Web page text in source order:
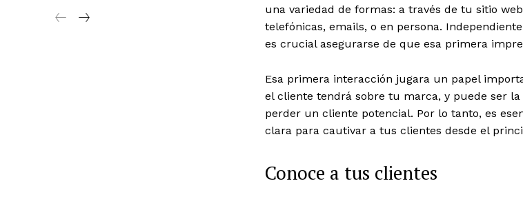
una variedad de formas: a través de tu sitio
telefónicas, emails, o en persona.
es crucial asegurarse de que esa primera
Esa primera interacción jugara un papel
el cliente tendrá sobre tu marca, y puede ser
perder un cliente potencial. Por lo tanto, es
clara para cautivar a tus clientes desde el
Conoce a tus clientes